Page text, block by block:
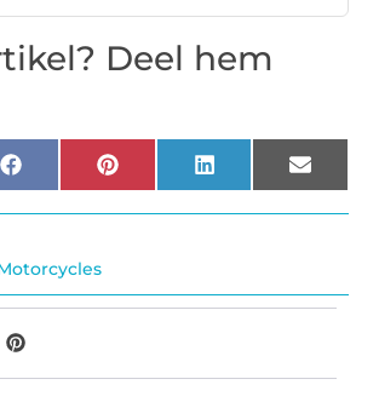
Deel hem
FacebookPinterestLinkedIn Email